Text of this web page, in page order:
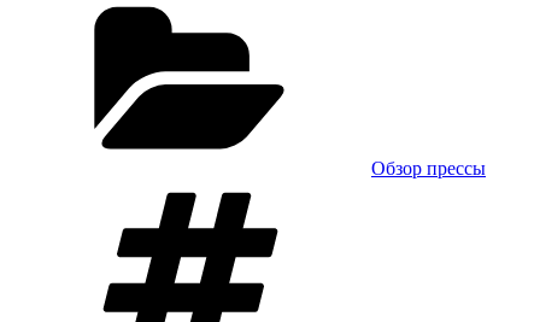
Отправить
Обзор прессы